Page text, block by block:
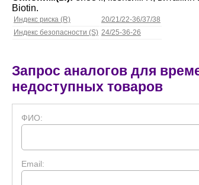
Biotin.
Индекс риска (R)
20/21/22-36/37/38
Индекс безопасности (S) 24/25-36-26
Запрос аналогов для
недоступных товаров
ФИО:
Email: